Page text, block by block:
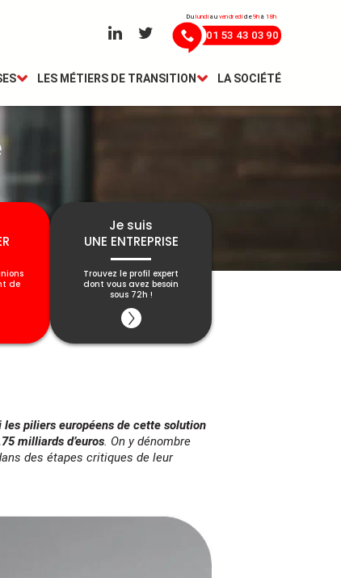
Du lundiau vendredide9h à18h
01 53 43 03 90
LES MÉTIERS DE TRANSITION LA SOCIÉTÉ
de
Je suis
UNE ENTREPRISE
Trouvez le profil expert
dont vous avez besoin
sous 72h !
les piliers européens de cette solution
milliards d’euros. On y dénombre
des étapes critiques de leur